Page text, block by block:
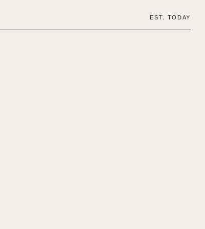
EST. TODAY